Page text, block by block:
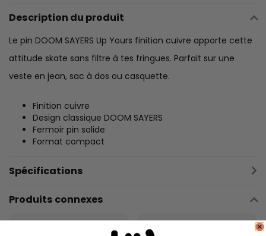
Description du produit
Le pin DOOM SAYERS Up Yours finition cuivre apporte cette
attitude skate sans filtre à tes fringues. Parfait sur une
veste en jean, sac à dos ou casquette.
Finition cuivre
Design classique DOOM SAYERS
Fermoir pin solide
Format compact
Spécifications
Produits connexes